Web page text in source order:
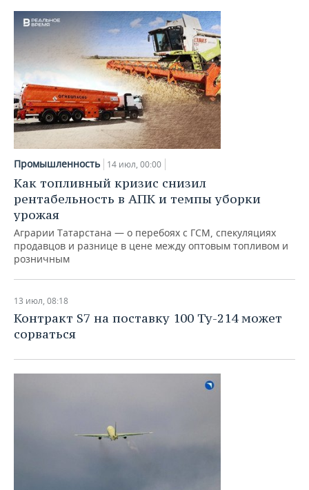
Промышленность 14 июл, 00:00
Как топливный кризис снизил
рентабельность в АПК и темпы уборки
урожая
Аграрии Татарстана — о перебоях с ГСМ, спекуляциях
продавцов и разнице в цене между оптовым топливом и
розничным
13 июл, 08:18
Контракт S7 на поставку 100 Ту-214 может
сорваться